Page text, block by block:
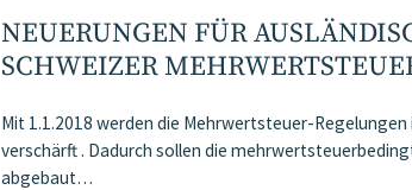
NEUERUNGEN FÜR
SCHWEIZER
Mit 1.1.2018 werden die Mehrwertsteuer-
verschärft . Dadurch sollen die
abgebaut…